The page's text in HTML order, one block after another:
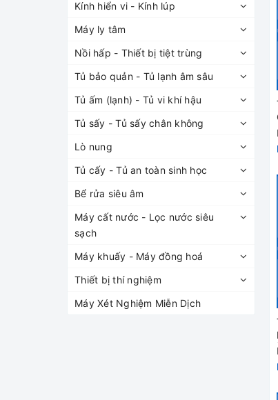
Kính hiển vi - Kính lúp
Máy ly tâm
Nồi hấp - Thiết bị tiệt trùng
Tủ bảo quản - Tủ lạnh âm sâu
Tủ ấm (lạnh) - Tủ vi khí hậu
Tủ sấy - Tủ sấy chân không
Lò nung
Tủ cấy - Tủ an toàn sinh học
Bể rửa siêu âm
Máy cất nước - Lọc nước siêu
sạch
Máy khuấy - Máy đồng hoá
Thiết bị thí nghiệm
Máy Xét Nghiệm Miễn Dịch